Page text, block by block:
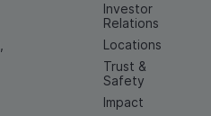
Investor
Relations
Locations
Trust &
Safety
Impact